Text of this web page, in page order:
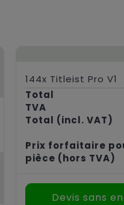
144x Titleist Pro V1
Total
TVA
Total (incl. VAT)
Prix forfaitaire
pièce (hors TVA)
Devis sans